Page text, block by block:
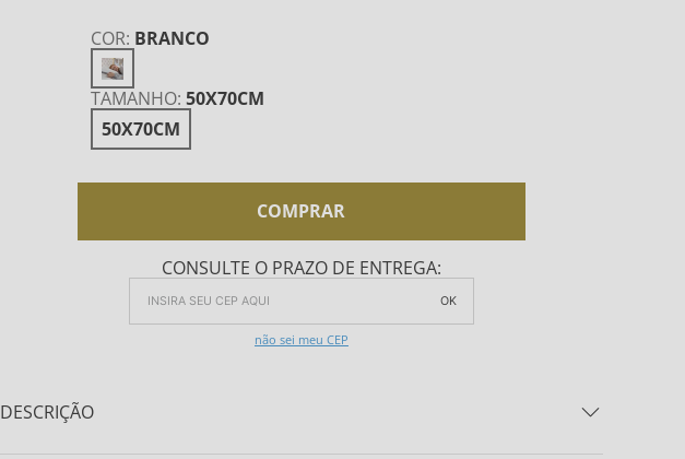
COR: BRANCO
TAMANHO: 50X70CM
50X70CM
COMPRAR
CONSULTE O PRAZO DE ENTREGA:
OK
não sei meu CEP
DESCRIÇÃO